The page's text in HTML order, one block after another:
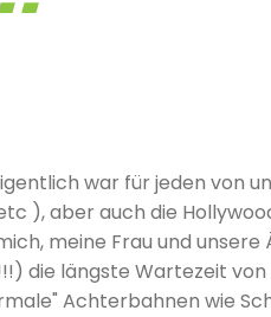
war für jeden von
), aber auch die
meine Frau und unsere
die längste Wartezeit
Achterbahnen wie